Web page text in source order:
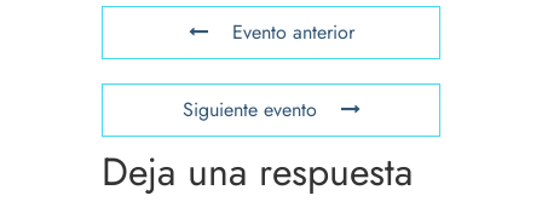
Evento anterior
Siguiente evento
Deja una respuesta